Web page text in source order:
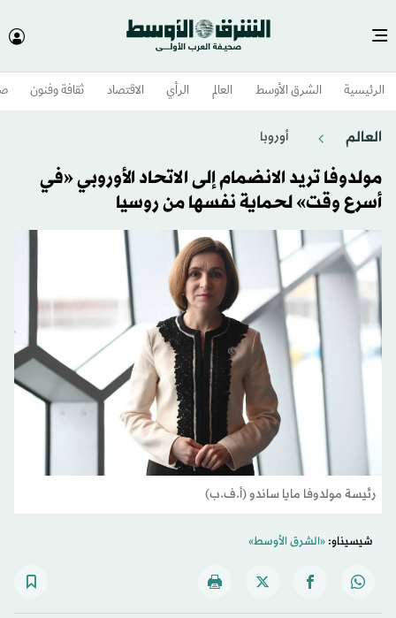
الرئيسية الشرق الأوسط​ العالم الرأي الاقتصاد ثقافة وفنون
العالم أوروبا
مولدوفا تريد الانضمام إلى الاتحاد الأوروبي «في
أسرع وقت» لحماية نفسها من روسيا
رئيسة مولدوفا مايا ساندو (أ.ف.ب)
شيسيناو:«الشرق الأوسط»